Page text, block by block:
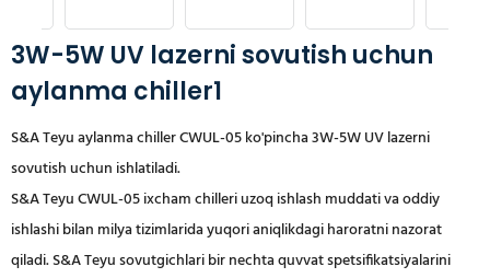
3W-5W UV lazerni sovutish uchun
aylanma chiller1
S&A Teyu aylanma chiller CWUL-05 ko'pincha 3W-5W UV lazerni
sovutish uchun ishlatiladi.
S&A Teyu CWUL-05 ixcham chilleri uzoq ishlash muddati va oddiy
ishlashi bilan milya tizimlarida yuqori aniqlikdagi haroratni nazorat
qiladi. S&A Teyu sovutgichlari bir nechta quvvat spetsifikatsiyalarini